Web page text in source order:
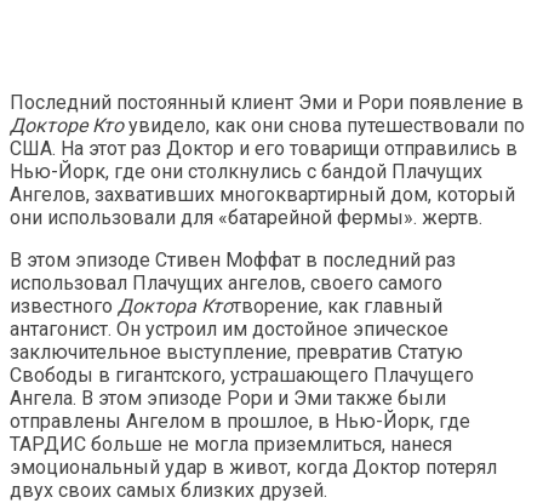
Последний постоянный клиент Эми и Рори появление в
Докторе Ктоувидело, как они снова путешествовали по
США. На этот раз Доктор и его товарищи отправились в
Нью-Йорк, где они столкнулись с бандой Плачущих
Ангелов, захвативших многоквартирный дом, который
они использовали для «батарейной фермы». жертв.
В этом эпизоде ​​Стивен Моффат в последний раз
использовал Плачущих ангелов, своего самого
известного Доктора Ктотворение, как главный
антагонист. Он устроил им достойное эпическое
заключительное выступление, превратив Статую
Свободы в гигантского, устрашающего Плачущего
Ангела. В этом эпизоде ​​Рори и Эми также были
отправлены Ангелом в прошлое, в Нью-Йорк, где
ТАРДИС больше не могла приземлиться, нанеся
эмоциональный удар в живот, когда Доктор потерял
двух своих самых близких друзей.